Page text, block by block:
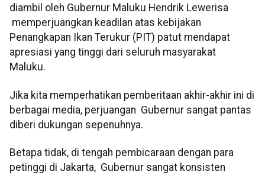
diambil oleh Gubernur Maluku Hendrik Lewerisa
memperjuangkan keadilan atas kebijakan
Penangkapan Ikan Terukur (PIT) patut mendapat
apresiasi yang tinggi dari seluruh masyarakat
Maluku.
Jika kita memperhatikan pemberitaan akhir-akhir ini di
berbagai media, perjuangan Gubernur sangat pantas
diberi dukungan sepenuhnya.
Betapa tidak, di tengah pembicaraan dengan para
petinggi di Jakarta, Gubernur sangat konsisten